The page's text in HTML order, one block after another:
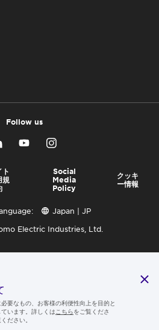
Follow us
ト
規
Social
Media
Policy
クッキ
ー情報
Japan | JP
Electric Industries, Ltd.
要なもの、お客様の利便性向上を目的と
います。詳しくは こちらをご覧くださ
ださい。